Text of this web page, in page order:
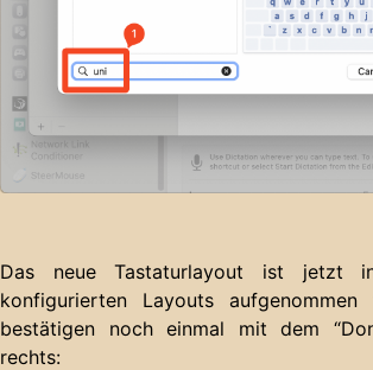
Das neue Tastaturlayout ist jetzt
konfigurierten Layouts
bestätigen noch einmal mit dem
rechts: